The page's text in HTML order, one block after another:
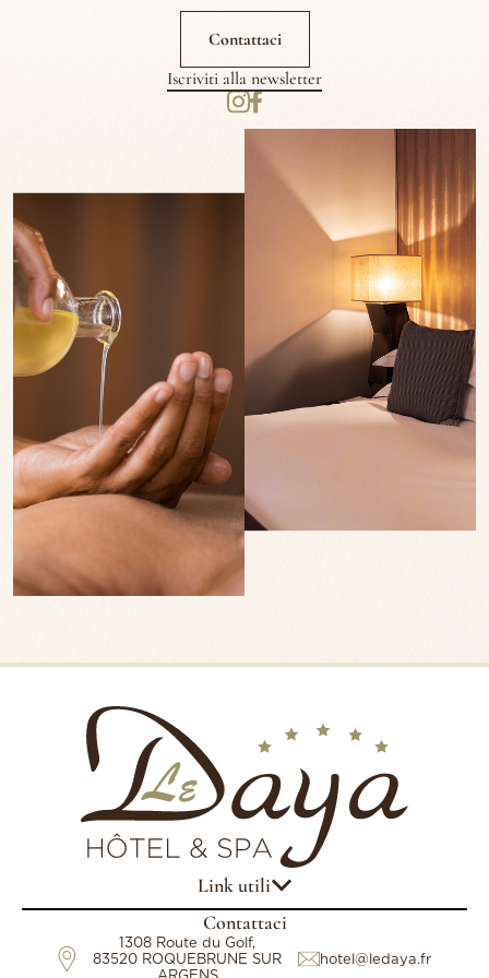
Contattaci
Iscriviti alla newsletter
Link utili
Contattaci
1308 Route du Golf,
83520 ROQUEBRUNE SUR
hotel@ledaya.fr